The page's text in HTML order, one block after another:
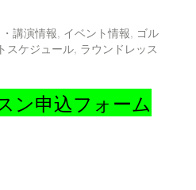
講演情報, イベント情報, ゴル
スケジュール, ラウンドレッス
ン申込フォーム